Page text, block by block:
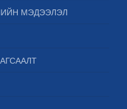
МЭДЭЭЛЭЛ